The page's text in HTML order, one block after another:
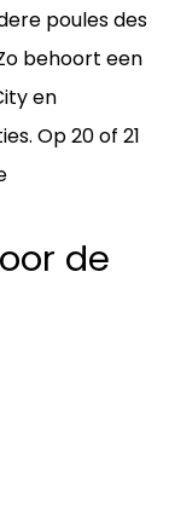
poules des
behoort een
en
Op 20 of 21
de